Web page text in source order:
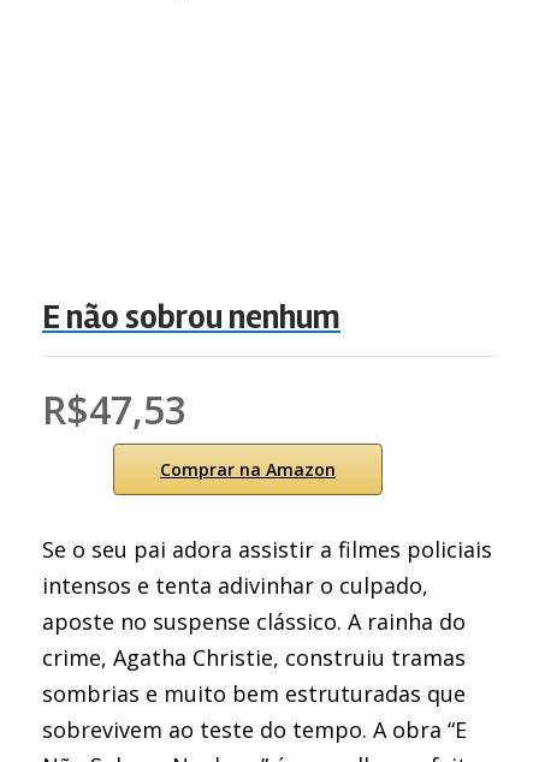
E não sobrou nenhum
R$47,53
Comprar na Amazon
Se o seu pai adora assistir a filmes policiais
intensos e tenta adivinhar o culpado,
aposte no suspense clássico. A rainha do
crime, Agatha Christie, construiu tramas
sombrias e muito bem estruturadas que
sobrevivem ao teste do tempo. A obra “E